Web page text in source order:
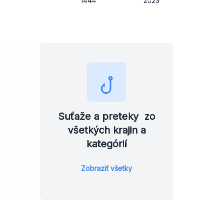
Suťaže a preteky zo
všetkých krajin a
kategórií
Zobraziť všetky